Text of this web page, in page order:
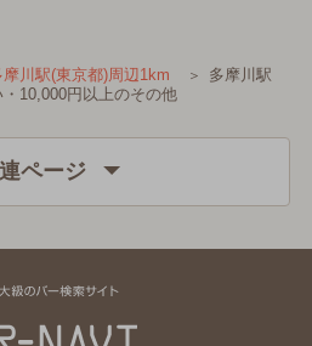
摩川駅(東京都)周辺1km
多摩川駅
10,000円以上のその他
ページ